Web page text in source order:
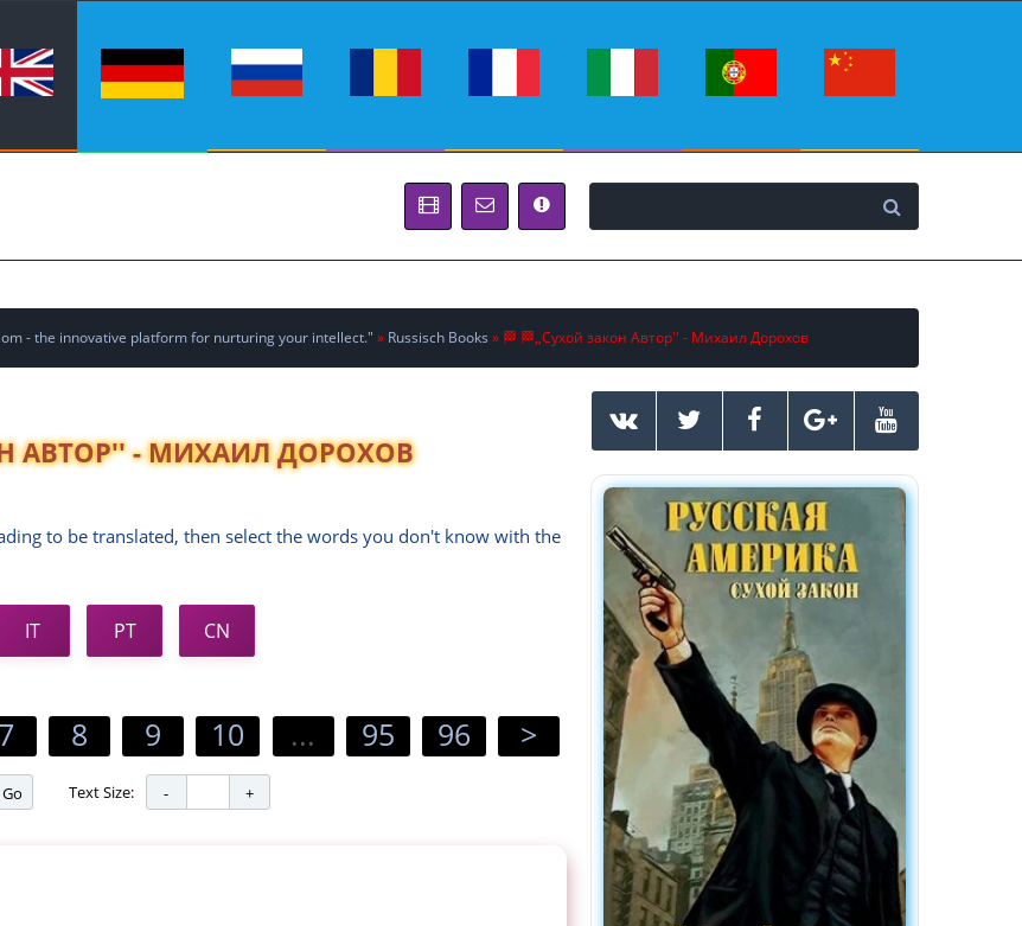
- the innovative platform for nurturing your intellect." » Russisch Books » 🏁 🏁,,Сухой закон Автор'' - Михаил Дорохов
АВТОР'' - МИХАИЛ ДОРОХОВ
to be translated, then select the words you don't know with the
IT PT CN
7 8 9 10 ... 95 96 >
Go Text Size: